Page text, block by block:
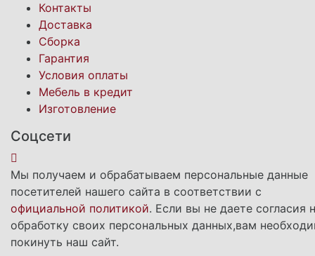
Контакты
Доставка
Сборка
Гарантия
Условия оплаты
Мебель в кредит
Изготовление
Соцсети
Мы получаем и обрабатываем персональные данные
посетителей нашего сайта в соответствии с
официальной политикой. Если вы не даете согласия
обработку своих персональных данных,вам
покинуть наш сайт.